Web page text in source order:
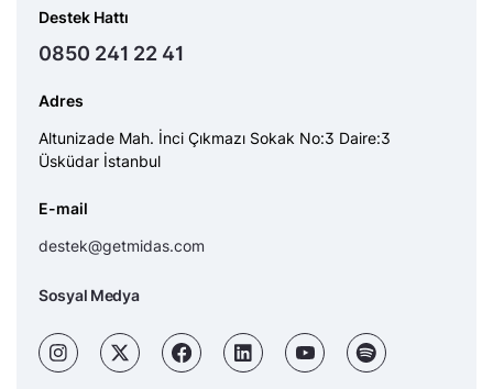
Destek Hattı
0850 241 22 41
Adres
Altunizade Mah. İnci Çıkmazı Sokak No:3 Daire:3
Üsküdar İstanbul
E-mail
destek@getmidas.com
Sosyal Medya